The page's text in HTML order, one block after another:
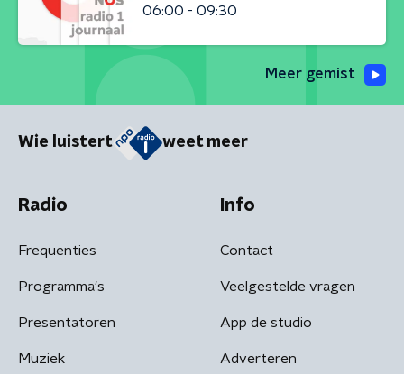
06:00 - 09:30
Meer gemist
Wie luistert weet meer
Radio
Frequenties
Programma's
Presentatoren
Muziek
Info
Contact
Veelgestelde vragen
App de studio
Adverteren